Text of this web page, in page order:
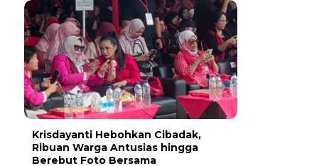
Krisdayanti Hebohkan Cibadak,
Ribuan Warga Antusias hingga
Berebut Foto Bersama